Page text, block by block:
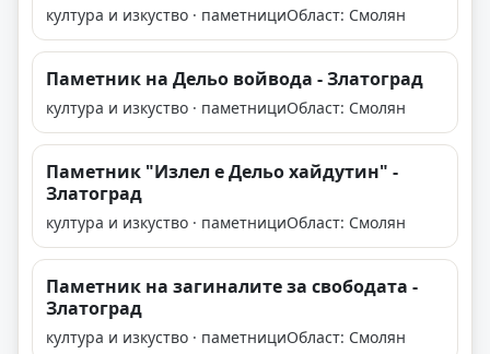
култура и изкуство · паметнициОбласт: Смолян
Паметник на Дельо войвода - Златоград
култура и изкуство · паметнициОбласт: Смолян
Паметник "Излел е Дельо хайдутин" -
Златоград
култура и изкуство · паметнициОбласт: Смолян
Паметник на загиналите за свободата -
Златоград
култура и изкуство · паметнициОбласт: Смолян